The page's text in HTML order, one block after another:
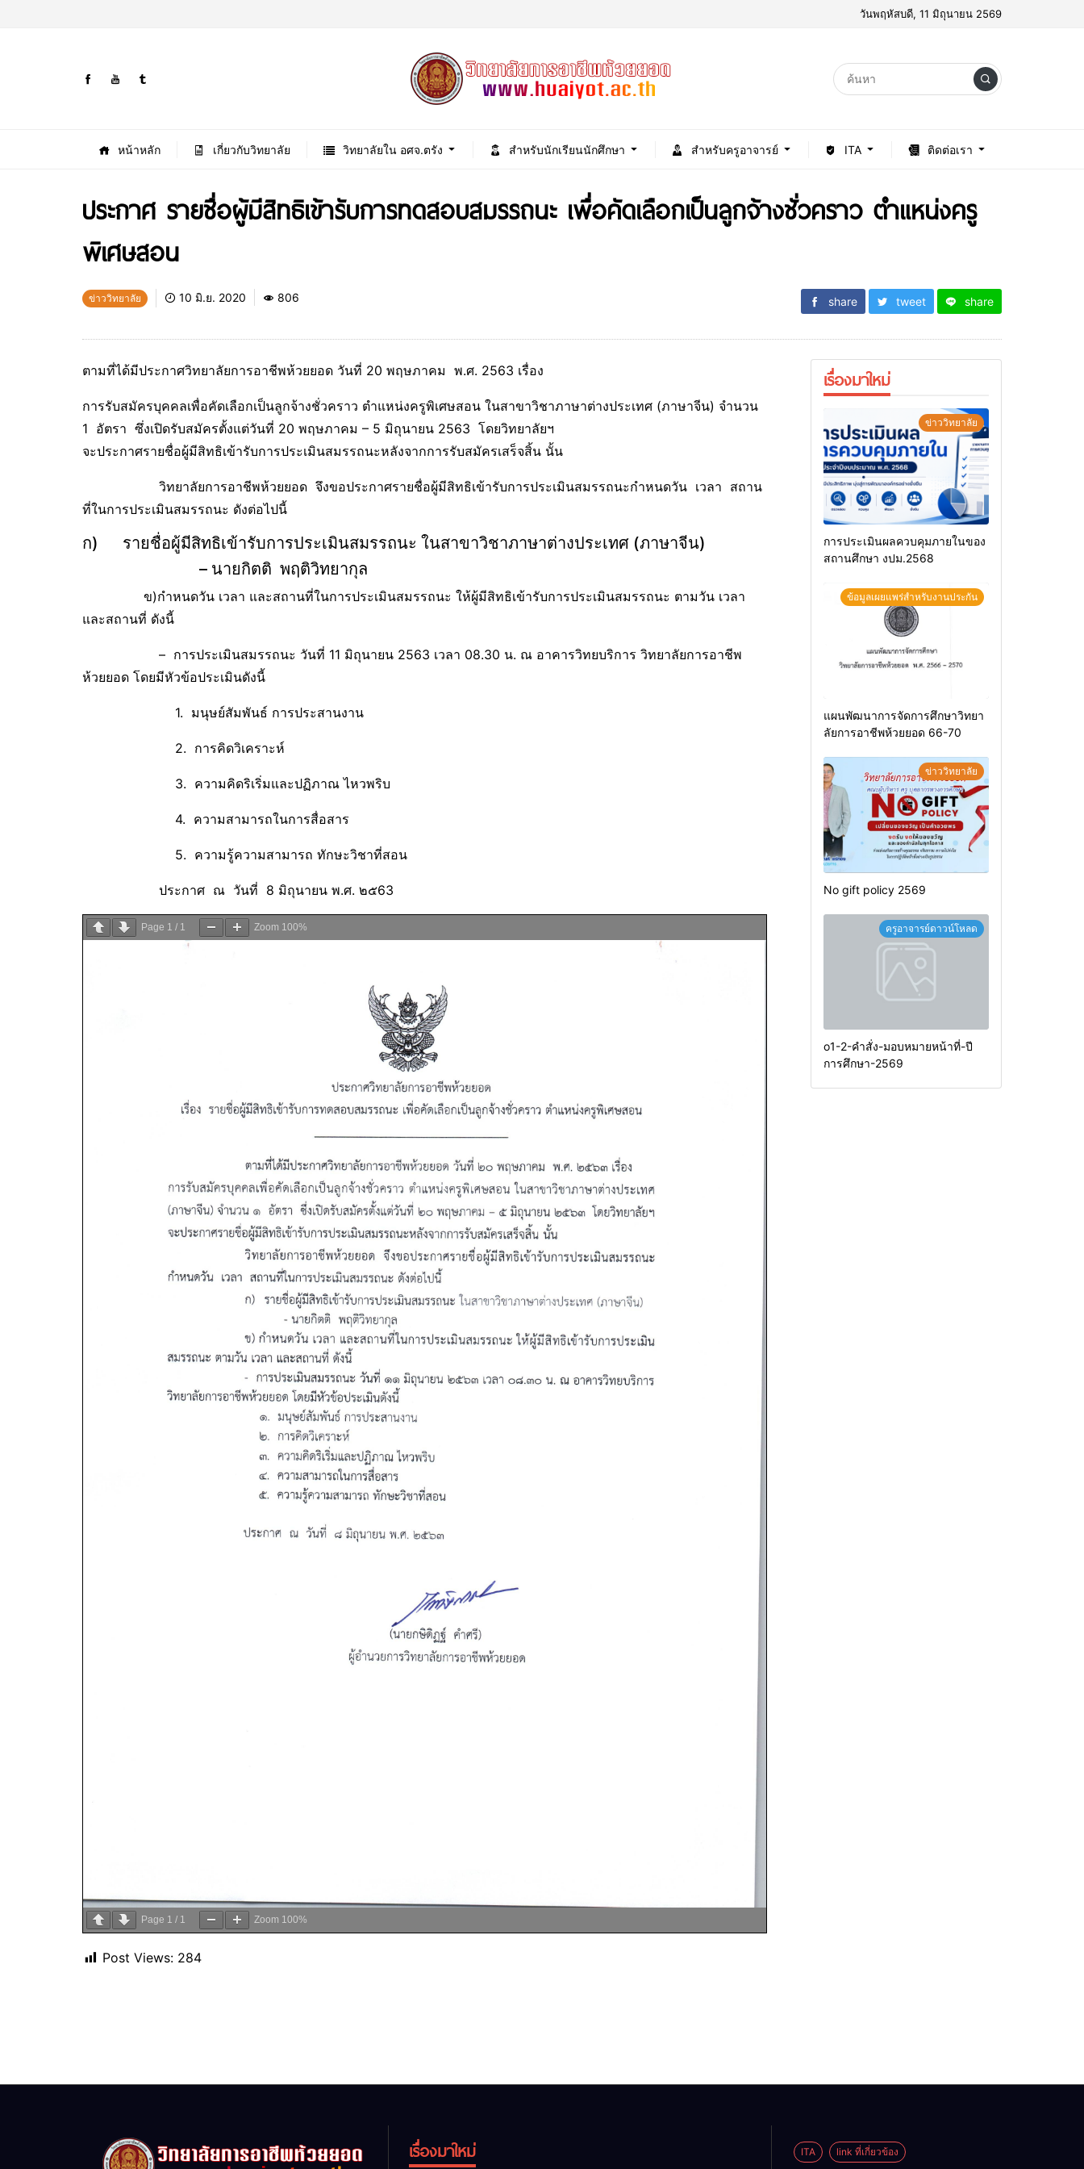
วันพฤหัสบดี, 11 มิถุนายน 2569
หน้าหลัก เกี่ยวกับวิทยาลัย วิทยาลัยใน อศจ.ตรัง สำหรับนักเรียนนักศึกษา สำหรับครูอาจารย์ ITA ติดต่อเรา
ประกาศ รายชื่อผู้มีสิทธิเข้ารับการทดสอบสมรรถนะ เพื่อคัดเลือกเป็นลูกจ้างชั่วคราว ตำแหน่งครู
พิเศษสอน
ข่าววิทยาลัย 10 มิ.ย. 2020 806 share tweet share
ตามที่ได้มีประกาศวิทยาลัยการอาชีพห้วยยอด วันที่ 20 พฤษภาคม พ.ศ. 2563 เรื่อง
การรับสมัครบุคคลเพื่อคัดเลือกเป็นลูกจ้างชั่วคราว ตำแหน่งครูพิเศษสอน ในสาขาวิชาภาษาต่างประเทศ (ภาษาจีน) จำนวน
1 อัตรา ซึ่งเปิดรับสมัครตั้งแต่วันที่ 20 พฤษภาคม – 5 มิถุนายน 2563 โดยวิทยาลัยฯ
จะประกาศรายชื่อผู้มีสิทธิเข้ารับการประเมินสมรรถนะหลังจากการรับสมัครเสร็จสิ้น นั้น
วิทยาลัยการอาชีพห้วยยอด จึงขอประกาศรายชื่อผู้มีสิทธิเข้ารับการประเมินสมรรถนะกำหนดวัน เวลา สถาน
ที่ในการประเมินสมรรถนะ ดังต่อไปนี้
ก) รายชื่อผู้มีสิทธิเข้ารับการประเมินสมรรถนะ ในสาขาวิชาภาษาต่างประเทศ (ภาษาจีน)
– นายกิตติ พฤติวิทยากุล
ข)กำหนดวัน เวลา และสถานที่ในการประเมินสมรรถนะ ให้ผู้มีสิทธิเข้ารับการประเมินสมรรถนะ ตามวัน เวลา
และสถานที่ ดังนี้
– การประเมินสมรรถนะ วันที่ 11 มิถุนายน 2563 เวลา 08.30 น. ณ อาคารวิทยบริการ วิทยาลัยการอาชีพ
ห้วยยอด โดยมีหัวข้อประเมินดังนี้
1. มนุษย์สัมพันธ์ การประสานงาน
2. การคิดวิเคราะห์
3. ความคิดริเริ่มและปฏิภาณ ไหวพริบ
4. ความสามารถในการสื่อสาร
5. ความรู้ความสามารถ ทักษะวิชาที่สอน
ประกาศ ณ วันที่ 8 มิถุนายน พ.ศ. ๒๕63
Page 1 / 1 Zoom 100%
Page 1 / 1 Zoom 100%
Post Views: 284
เรื่องมาใหม่
ข่าววิทยาลัย
การประเมินผลควบคุมภายในของ
สถานศึกษา งปม.2568
ข้อมูลเผยแพร่สำหรับงานประกัน
แผนพัฒนาการจัดการศึกษาวิทยา
ลัยการอาชีพห้วยยอด 66-70
ข่าววิทยาลัย
No gift policy 2569
ครูอาจารย์ดาวน์โหลด
o1-2-คำสั่ง-มอบหมายหน้าที่-ปี
การศึกษา-2569
เรื่องมาใหม่ ITA link ที่เกี่ยวข้อง